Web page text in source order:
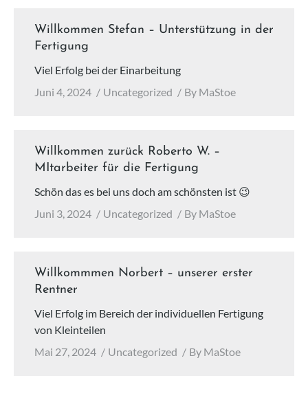
Willkommen Stefan – Unterstützung in der
Fertigung
Viel Erfolg bei der Einarbeitung
Juni 4, 2024
Uncategorized By MaStoe
Willkommen zurück Roberto W. –
MItarbeiter für die Fertigung
Schön das es bei uns doch am schönsten ist 😉
Juni 3, 2024
Uncategorized By MaStoe
Willkommmen Norbert – unserer erster
Rentner
Viel Erfolg im Bereich der individuellen Fertigung
von Kleinteilen
Mai 27, 2024
Uncategorized By MaStoe